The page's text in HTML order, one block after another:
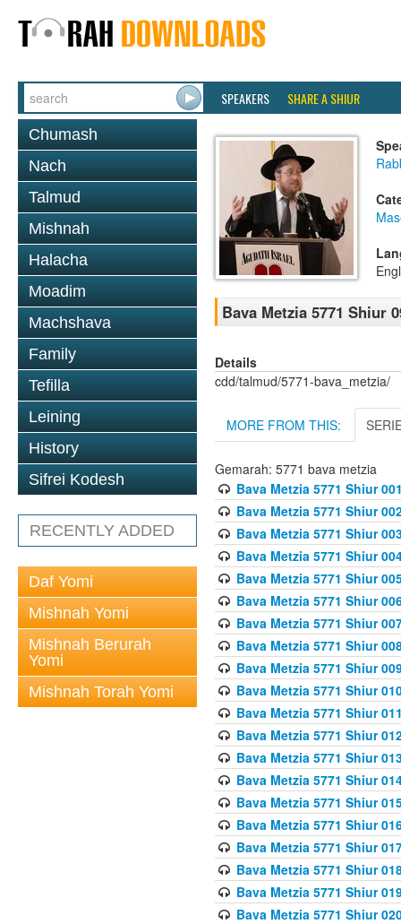
SPEAKERS SHARE A SHIUR
Chumash
Nach
Talmud
Mishnah
Halacha
Moadim
Machshava
Family
Tefilla
Leining
History
Sifrei Kodesh
RECENTLY ADDED
Daf Yomi
Mishnah Yomi
Mishnah Berurah
Yomi
Mishnah Torah Yomi
Bava Metzia 5771 Shiur
Details
cdd/talmud/5771-bava_metzia/
MORE FROM THIS:
Gemarah: 5771 bava metzia
Bava Metzia 5771 Shiur
Bava Metzia 5771 Shiur
Bava Metzia 5771 Shiur
Bava Metzia 5771 Shiur
Bava Metzia 5771 Shiur
Bava Metzia 5771 Shiur
Bava Metzia 5771 Shiur
Bava Metzia 5771 Shiur
Bava Metzia 5771 Shiur
Bava Metzia 5771 Shiur
Bava Metzia 5771 Shiur
Bava Metzia 5771 Shiur
Bava Metzia 5771 Shiur
Bava Metzia 5771 Shiur
Bava Metzia 5771 Shiur
Bava Metzia 5771 Shiur
Bava Metzia 5771 Shiur
Bava Metzia 5771 Shiur
Bava Metzia 5771 Shiur
Bava Metzia 5771 Shiur